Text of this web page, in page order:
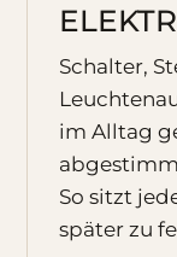
Schalter,
im Alltag
So sitzt
später zu